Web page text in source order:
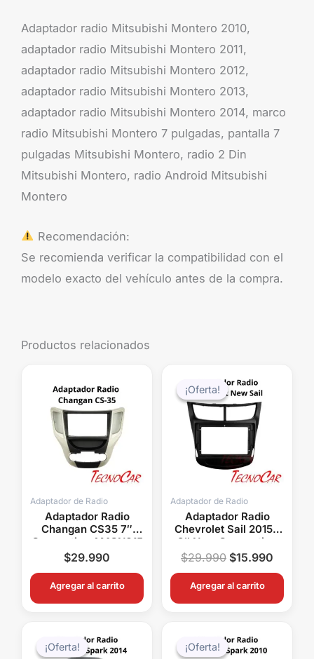
Adaptador radio Mitsubishi Montero 2010,
adaptador radio Mitsubishi Montero 2011,
adaptador radio Mitsubishi Montero 2012,
adaptador radio Mitsubishi Montero 2013,
adaptador radio Mitsubishi Montero 2014, marco
radio Mitsubishi Montero 7 pulgadas, pantalla 7
pulgadas Mitsubishi Montero, radio 2 Din
Mitsubishi Montero, radio Android Mitsubishi
Montero
Recomendación:
Se recomienda verificar la compatibilidad con el
modelo exacto del vehículo antes de la compra.
Productos relacionados
Adaptador de Radio
Adaptador Radio
Changan CS35 7″
Connection AMCN015
$29.990
Agregar al carrito
¡Oferta!
¡Oferta!
Adaptador de Radio
Adaptador Radio
Chevrolet Sail 2015+
9″ New Connection
ACH-035N
$29.990
precio
original
$29.990.
$15.990
Agregar al carrito
¡Oferta!
¡Oferta!
precio
original
¡Oferta!
¡Oferta!
precio
original